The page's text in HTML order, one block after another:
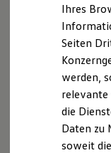
Original
Elektrisch &
Elektro -
ServicePlus
Ihres
Seiten
werden,
relevante
die
Daten zu
soweit